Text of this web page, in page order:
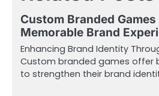
Custom Branded
Memorable Brand
Enhancing Brand Identity
Custom branded games offer
to strengthen their brand